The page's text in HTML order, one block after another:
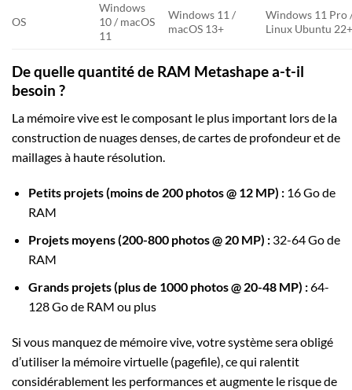
OS
Windows
10 / macOS
11
Windows 11 /
macOS 13+
Windows 11 Pro
Linux Ubuntu
De quelle quantité de RAM Metashape a-t-il
besoin ?
La mémoire vive est le composant le plus important lors de la
construction de nuages denses, de cartes de profondeur et de
maillages à haute résolution.
Petits projets (moins de 200 photos @ 12 MP) :16 Go de
RAM
Projets moyens (200-800 photos @ 20 MP) :32-64 Go de
RAM
Grands projets (plus de 1000 photos @ 20-48 MP) :64-
128 Go de RAM ou plus
Si vous manquez de mémoire vive, votre système sera obligé
d’utiliser la mémoire virtuelle (pagefile), ce qui ralentit
considérablement les performances et augmente le risque de